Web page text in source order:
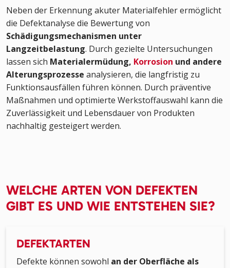
Neben der Erkennung akuter Materialfehler ermöglicht
die Defektanalyse die Bewertung von
Schädigungsmechanismen unter
Langzeitbelastung. Durch gezielte Untersuchungen
lassen sich Materialermüdung, Korrosion und andere
Alterungsprozesse analysieren, die langfristig zu
Funktionsausfällen führen können. Durch präventive
Maßnahmen und optimierte Werkstoffauswahl kann die
Zuverlässigkeit und Lebensdauer von Produkten
nachhaltig gesteigert werden.
WELCHE ARTEN VON DEFEKTEN
GIBT ES UND WIE ENTSTEHEN SIE?
DEFEKTARTEN
Defekte können sowohl an der Oberfläche als